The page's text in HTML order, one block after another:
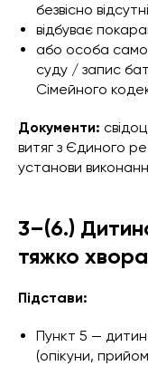
безвісно
відбуває
або особа
суду / запис
Сімейного
Документи:
витяг з Єдиного
установи
3–(6.)
тяжко
Підстави:
Пункт 5 —
(опікуни,